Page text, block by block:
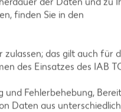
Rezepte
finden Sie in den
zulassen; das gilt auch für
des Einsatzes des IAB
Fehlerbehebung,
Daten aus